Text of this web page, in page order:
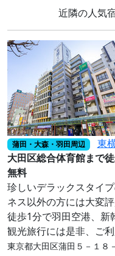
近隣の人気
蒲田・大森・羽田周辺
東
大田区総合体育館まで
無料
珍しいデラックスタイ
ネス以外の方には大変
徒歩1分で羽田空港、新
観光旅行には是非、ご
東京都大田区蒲田５－１８